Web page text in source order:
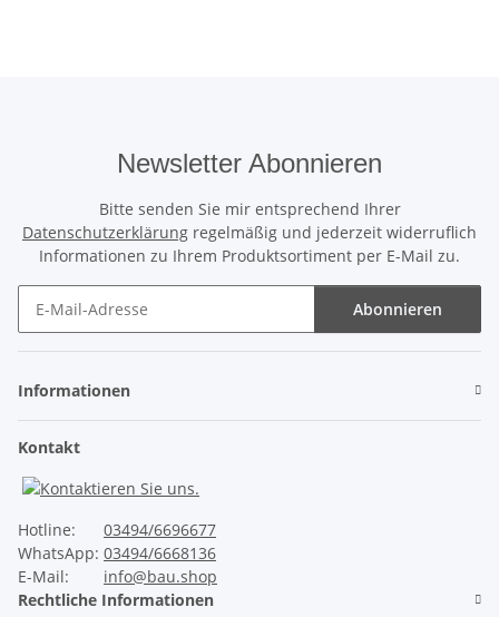
Newsletter Abonnieren
Bitte senden Sie mir entsprechend Ihrer
Datenschutzerklärung regelmäßig und jederzeit widerruflich
Informationen zu Ihrem Produktsortiment per E-Mail zu.
Abonnieren
Informationen
Kontakt
Hotline:
03494/6696677
WhatsApp: 03494/6668136
E-Mail:
info@bau.shop
Rechtliche Informationen